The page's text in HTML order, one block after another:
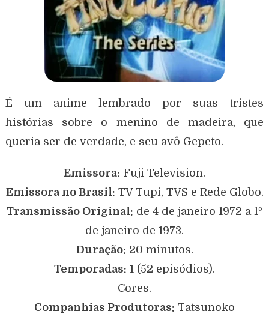
É um anime lembrado por suas tristes
histórias sobre o menino de madeira, que
queria ser de verdade, e seu avô Gepeto.
Emissora: Fuji Television.
Emissora no Brasil: TV Tupi, TVS e Rede Globo.
Transmissão Original: de 4 de janeiro 1972 a 1º
de janeiro de 1973.
Duração: 20 minutos.
Temporadas: 1 (52 episódios).
Cores.
Companhias Produtoras: Tatsunoko